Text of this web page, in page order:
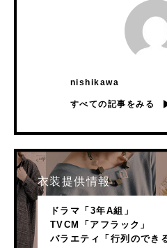
nishikawa
すべての記事をみる
衣装提供情報
ドラマ「3年A組」
TVCM「アフラック」
バラエティ「行列のでき